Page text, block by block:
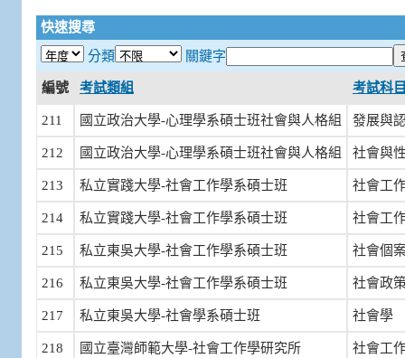
快速搜尋
分類
關鍵字
編號 考試類組 考試科
211 國立政治大學-心理學系碩士班社會與人格組 發展與
212 國立政治大學-心理學系碩士班社會與人格組 社會與
213 私立實踐大學-社會工作學系碩士班 社會工
214 私立實踐大學-社會工作學系碩士班 社會工
215 私立東吳大學-社會工作學系碩士班 社會個
216 私立東吳大學-社會工作學系碩士班 社會政
217 私立東吳大學-社會學系碩士班 社會學
218 國立臺灣師範大學-社會工作學研究所 社會工